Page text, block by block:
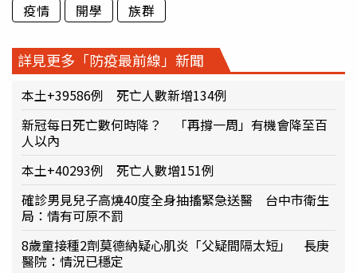
疫情 開學 族群
詳見更多「防疫最前線」新聞
本土+39586例 死亡人數新增134例
新冠每日死亡數何時降？ 「再撐一周」有機會降至百
人以內
本土+40293例 死亡人數增151例
確診男見兒子高燒40度全身抽搐緊急送醫 台中市衛生
局：情有可原不罰
8歲童接種2劑莫德納疑心肌炎「父疑間隔太短」 長庚
醫院：情況已穩定